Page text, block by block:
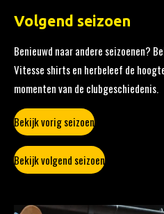
Volgend seizoen
Benieuwd naar andere seizoenen?
Vitesse shirts en herbeleef de
momenten van de clubgeschiedenis.
Bekijk vorig seizoen
Bekijk volgend seizoen